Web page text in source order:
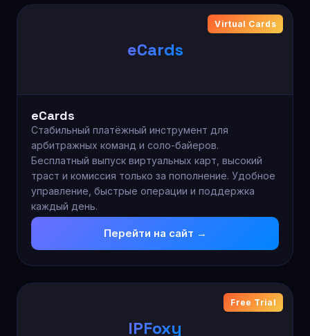
eCards
Virtual Cards
eCards
Стабильный платёжный инструмент для
арбитражных команд и соло-байеров.
Бесплатный выпуск виртуальных карт, высокий
траст и комиссия только за пополнение. Удобное
управление, быстрые операции и поддержка
каждый день.
Перейти на сайт →
IPFoxy
Free Trial